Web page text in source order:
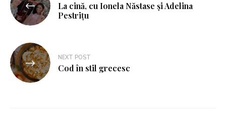
La cină, cu Ionela Năstase și Adelina
Pestrițu
NEXT POST
Cod în stil grecesc